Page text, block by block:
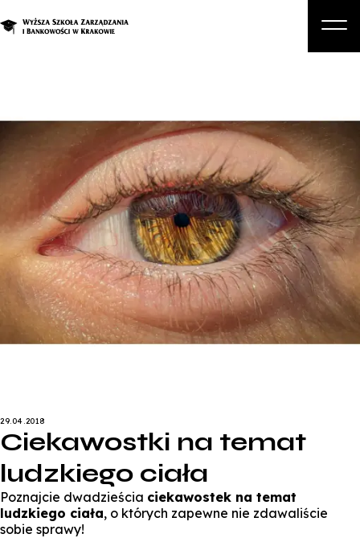
Studia podyplomowe i kursy
Kandydat
Student
Biznes
Zapisz się na studia
29.04.2018
Ciekawostki na temat
ludzkiego ciała
Poznajcie dwadzieścia ciekawostek na temat
ludzkiego ciała, o których zapewne nie zdawaliście
sobie sprawy!